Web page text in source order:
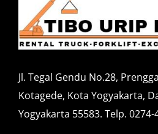
Jl. Tegal Gendu No.28,
Kotagede, Kota Yogyakarta,
Yogyakarta 55583. Telp. 0274-